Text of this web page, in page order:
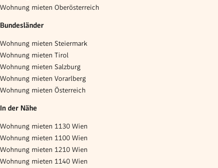
Wohnung mieten Oberösterreich
Bundesländer
Wohnung mieten Steiermark
Wohnung mieten Tirol
Wohnung mieten Salzburg
Wohnung mieten Vorarlberg
Wohnung mieten Österreich
In der Nähe
Wohnung mieten 1130 Wien
Wohnung mieten 1100 Wien
Wohnung mieten 1210 Wien
Wohnung mieten 1140 Wien